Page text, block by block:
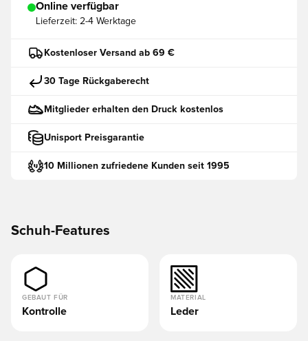
Online verfügbar
Lieferzeit: 2-4 Werktage
Kostenloser Versand ab 69 €
30 Tage Rückgaberecht
Mitglieder erhalten den Druck kostenlos
Unisport Preisgarantie
10 Millionen zufriedene Kunden seit 1995
Schuh-Features
GEBAUT FÜR
Kontrolle
MATERIAL
Leder